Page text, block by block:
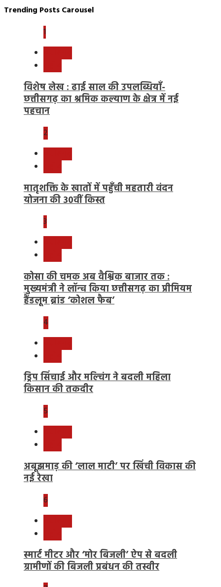
Trending Posts Carousel
1
विशेष लेख : ढाई साल की उपलब्धियाँ-
छत्तीसगढ़ का श्रमिक कल्याण के क्षेत्र में नई
पहचान
2
मातृशक्ति के खातों में पहुँची महतारी वंदन
योजना की 30वीं किस्त
3
कोसा की चमक अब वैश्विक बाजार तक :
मुख्यमंत्री ने लॉन्च किया छत्तीसगढ़ का प्रीमियम
हैंडलूम ब्रांड ‘कोशल फैब’
4
ड्रिप सिंचाई और मल्चिंग ने बदली महिला
किसान की तकदीर
5
अबूझमाड़ की ‘लाल माटी’ पर खिंची विकास की
नई रेखा
6
स्मार्ट मीटर और ‘मोर बिजली’ ऐप से बदली
ग्रामीणों की बिजली प्रबंधन की तस्वीर